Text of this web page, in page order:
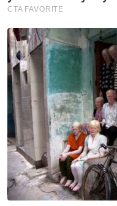
ubah cara fikir.
"Andai rasa kalah,
Artikel Berkaitan:
Syamer mahu
Selatan
Pan-gon perlu hati-
'Kita perlu positif
terbaik' - Pan-gon
Harimau Malaya
Berdepan Korea
'mencatur' -
Bukan salah